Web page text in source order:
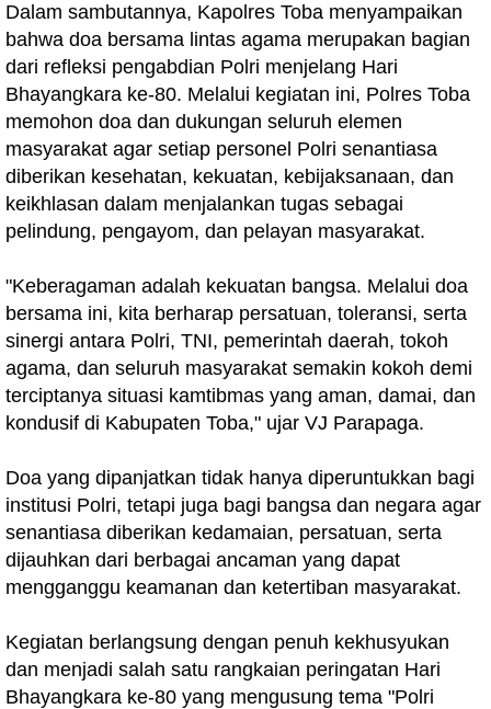
Dalam sambutannya, Kapolres Toba menyampaikan
bahwa doa bersama lintas agama merupakan bagian
dari refleksi pengabdian Polri menjelang Hari
Bhayangkara ke-80. Melalui kegiatan ini, Polres Toba
memohon doa dan dukungan seluruh elemen
masyarakat agar setiap personel Polri senantiasa
diberikan kesehatan, kekuatan, kebijaksanaan, dan
keikhlasan dalam menjalankan tugas sebagai
pelindung, pengayom, dan pelayan masyarakat.
"Keberagaman adalah kekuatan bangsa. Melalui doa
bersama ini, kita berharap persatuan, toleransi, serta
sinergi antara Polri, TNI, pemerintah daerah, tokoh
agama, dan seluruh masyarakat semakin kokoh demi
terciptanya situasi kamtibmas yang aman, damai, dan
kondusif di Kabupaten Toba," ujar VJ Parapaga.
Doa yang dipanjatkan tidak hanya diperuntukkan bagi
institusi Polri, tetapi juga bagi bangsa dan negara agar
senantiasa diberikan kedamaian, persatuan, serta
dijauhkan dari berbagai ancaman yang dapat
mengganggu keamanan dan ketertiban masyarakat.
Kegiatan berlangsung dengan penuh kekhusyukan
dan menjadi salah satu rangkaian peringatan Hari
Bhayangkara ke-80 yang mengusung tema "Polri